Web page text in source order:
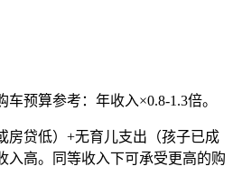
预算参考：年收入×0.8-1.3倍。
房贷低）+无育儿支出（孩子已成
入高。同等收入下可承受更高的购